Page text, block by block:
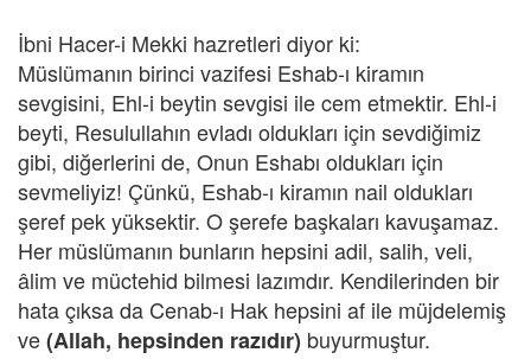
İbni Hacer-i Mekki hazretleri diyor ki:
Müslümanın birinci vazifesi Eshab-ı kiramın
sevgisini, Ehl-i beytin sevgisi ile cem etmektir. Ehl-i
beyti, Resulullahın evladı oldukları için sevdiğimiz
gibi, diğerlerini de, Onun Eshabı oldukları için
sevmeliyiz! Çünkü, Eshab-ı kiramın nail oldukları
şeref pek yüksektir. O şerefe başkaları kavuşamaz.
Her müslümanın bunların hepsini adil, salih, veli,
âlim ve müctehid bilmesi lazımdır. Kendilerinden bir
hata çıksa da Cenab-ı Hak hepsini af ile müjdelemiş
ve(Allah, hepsinden razıdır) buyurmuştur.